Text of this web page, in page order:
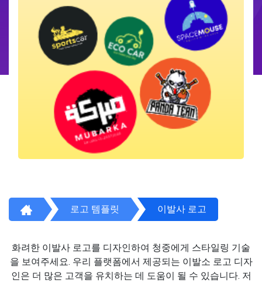
로고 템플릿 이발사 로고
화려한 이발사 로고를 디자인하여 청중에게 스타일링 기술
을 보여주세요. 우리 플랫폼에서 제공되는 이발소 로고 디자
인은 더 많은 고객을 유치하는 데 도움이 될 수 있습니다. 저